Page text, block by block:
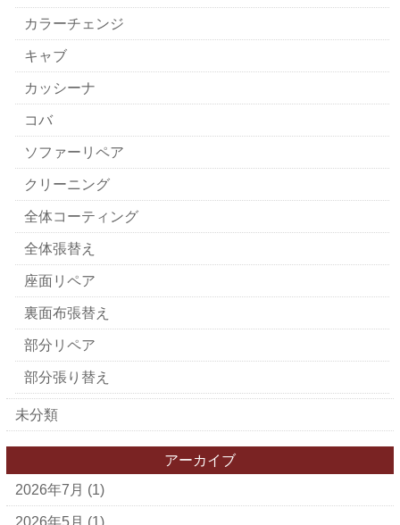
カラーチェンジ
キャブ
カッシーナ
コバ
ソファーリペア
クリーニング
全体コーティング
全体張替え
座面リペア
裏面布張替え
部分リペア
部分張り替え
未分類
アーカイブ
2026年7月 (1)
2026年5月 (1)